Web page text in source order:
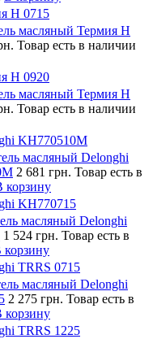
Н 0715
масляный Термия Н
Товар есть в наличии
Н 0920
масляный Термия Н
Товар есть в наличии
KH770510M
масляный Delonghi
2 681 грн. Товар есть в
корзину
KH770715
масляный Delonghi
1 524 грн. Товар есть в
корзину
TRRS 0715
масляный Delonghi
2 275 грн. Товар есть в
корзину
TRRS 1225